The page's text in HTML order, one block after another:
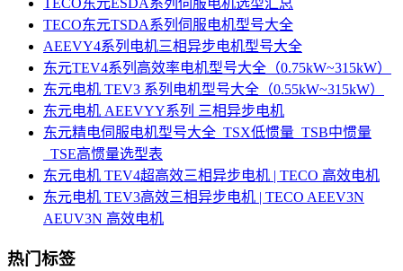
TECO东元ESDA系列伺服电机选型汇总
TECO东元TSDA系列伺服电机型号大全
AEEVY4系列电机三相异步电机型号大全
东元TEV4系列高效率电机型号大全（0.75kW~315kW）
东元电机 TEV3 系列电机型号大全（0.55kW~315kW）
东元电机 AEEVYY系列 三相异步电机
东元精电伺服电机型号大全_TSX低惯量_TSB中惯量
_TSE高惯量选型表
东元电机 TEV4超高效三相异步电机 | TECO 高效电机
东元电机 TEV3高效三相异步电机 | TECO AEEV3N
AEUV3N 高效电机
热门标签